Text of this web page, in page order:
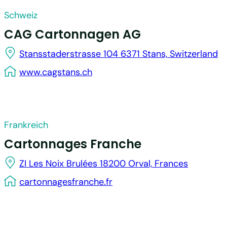
Schweiz
CAG Cartonnagen AG
Stansstaderstrasse 104 6371 Stans, Switzerland
www.cagstans.ch
Frankreich
Cartonnages Franche
ZI Les Noix Brulées 18200 Orval, Frances
cartonnagesfranche.fr